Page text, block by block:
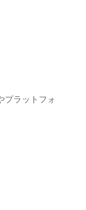
プラットフォ